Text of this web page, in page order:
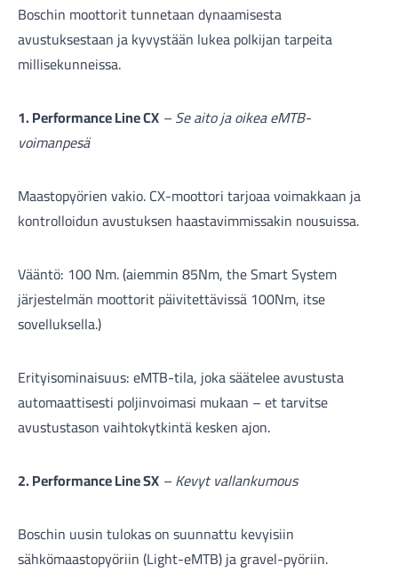
Komponentit
Katso koko valikoima
Boschin moottorit tunnetaan dynaamisesta
avustuksestaan ja kyvystään lukea polkijan tarpeita
millisekunneissa.
1. Performance Line CX – Se aito ja oikea eMTB-
voimanpesä
Maastopyörien vakio. CX-moottori tarjoaa voimakkaan ja
kontrolloidun avustuksen haastavimmissakin nousuissa.
Vääntö: 100 Nm. (aiemmin 85Nm, the Smart System
järjestelmän moottorit päivitettävissä 100Nm, itse
sovelluksella.)
Erityisominaisuus: eMTB-tila, joka säätelee avustusta
automaattisesti poljinvoimasi mukaan – et tarvitse
avustustason vaihtokytkintä kesken ajon.
2. Performance Line SX – Kevyt vallankumous
Boschin uusin tulokas on suunnattu kevyisiin
sähkömaastopyöriin (Light-eMTB) ja gravel-pyöriin.